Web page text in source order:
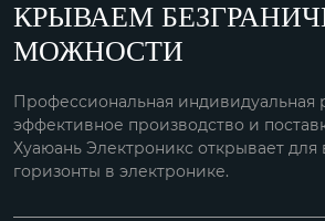
КРЫВАЕМ
МОЖНОСТИ
Профессиональная индивидуальная
эффективное производство и
Хуаюань Электроникс открывает для
горизонты в электронике.